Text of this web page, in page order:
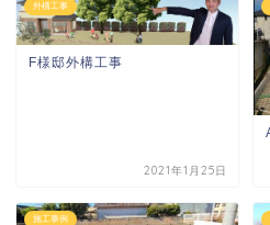
外構工事
F様邸外構工事
2021年1月25日
施工事例